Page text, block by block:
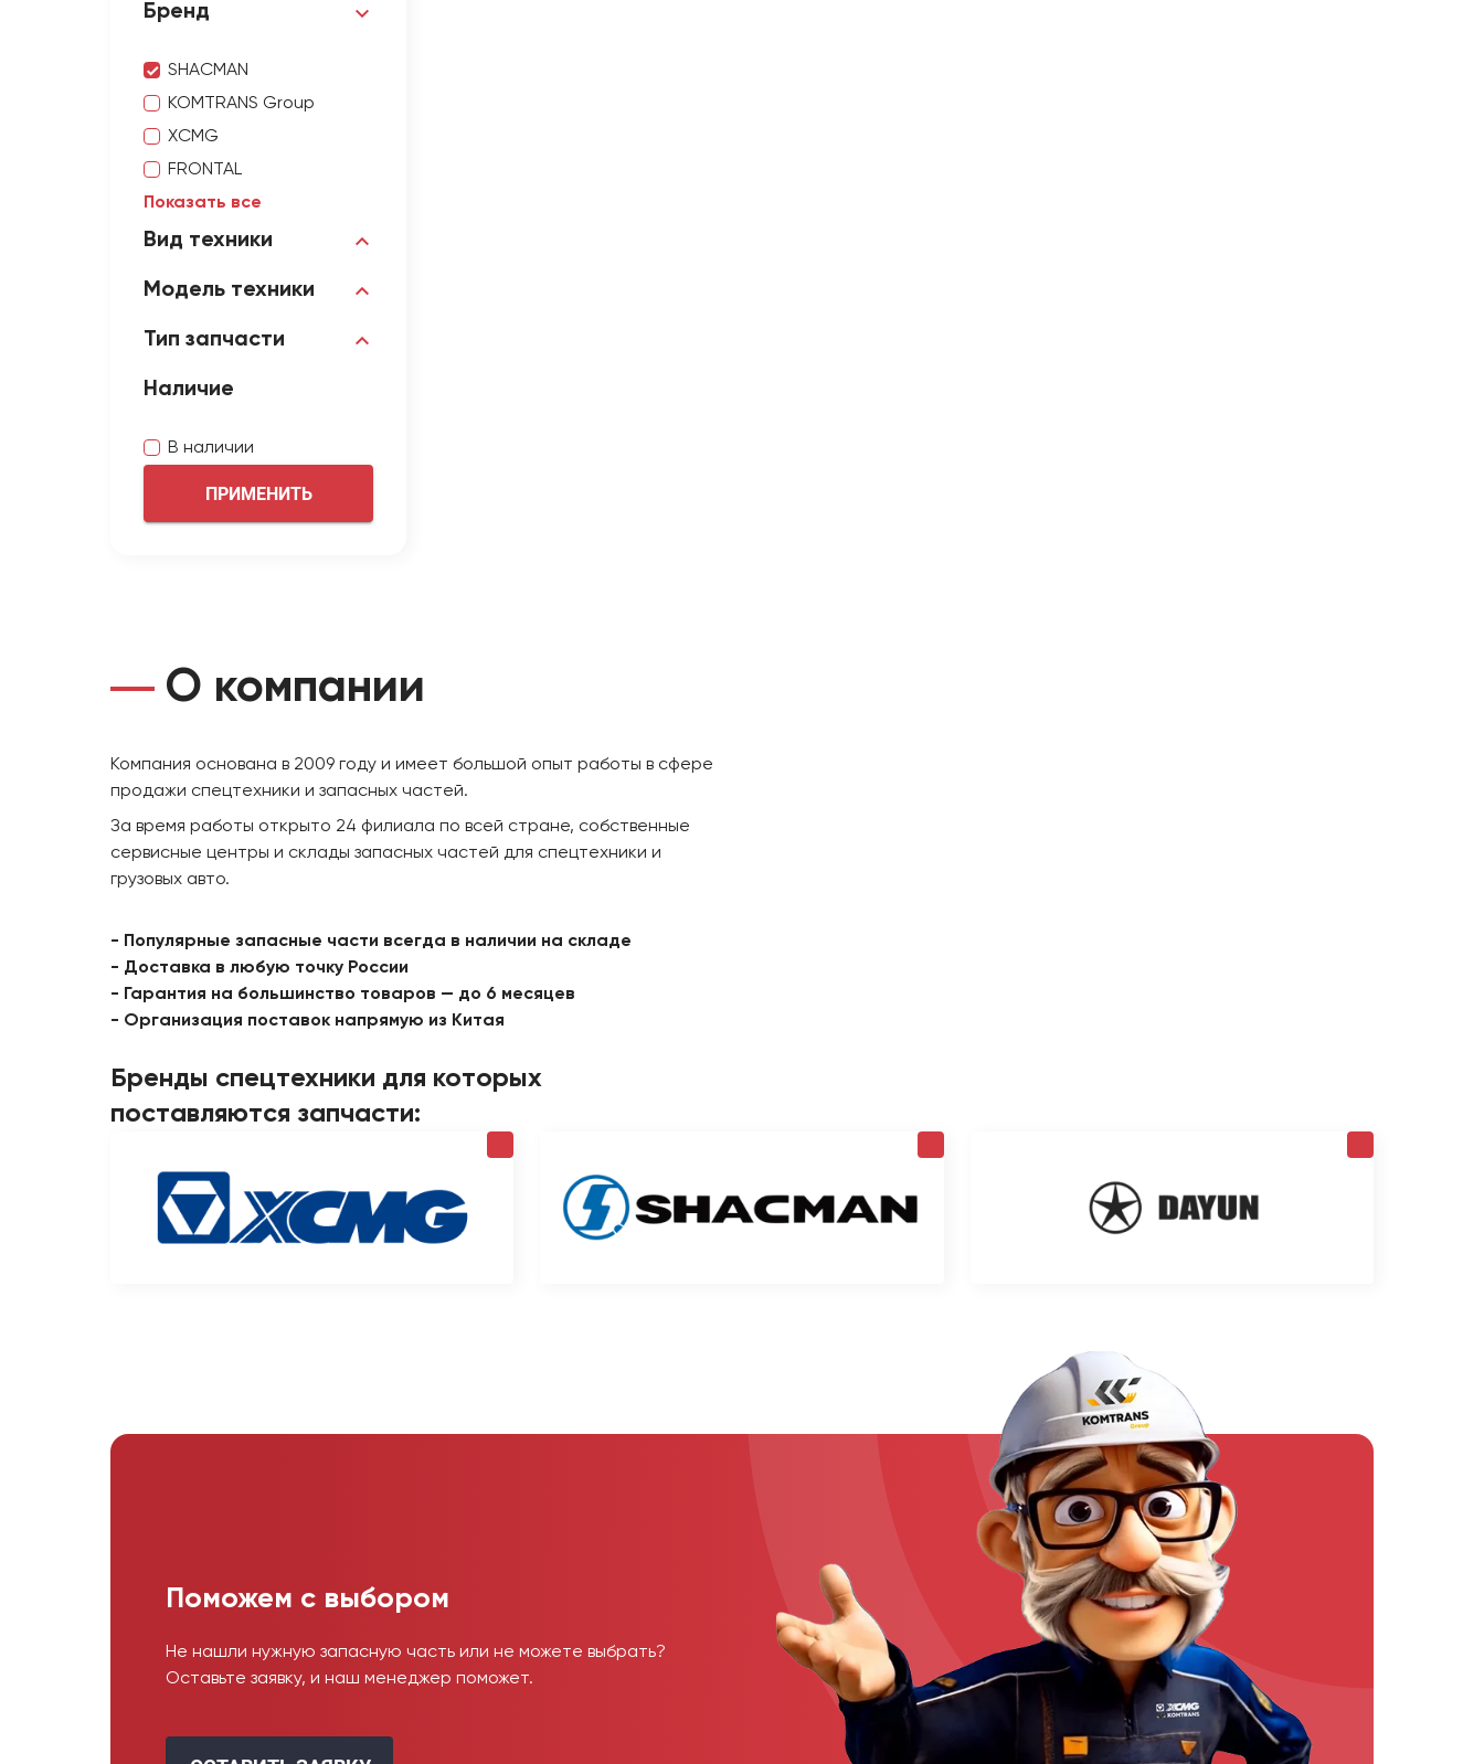
Бренд
SHACMAN
KOMTRANS Group
XCMG
FRONTAL
Показать все
Вид техники
Модель техники
Тип запчасти
Наличие
В наличии
ПРИМЕНИТЬ
О компании
Компания основана в 2009 году и имеет большой опыт работы в сфере
продажи спецтехники и запасных частей.
За время работы открыто 24 филиала по всей стране, собственные
сервисные центры и склады запасных частей для спецтехники и
грузовых авто.
- Популярные запасные части всегда в наличии на складе
- Доставка в любую точку России
- Гарантия на большинство товаров — до 6 месяцев
- Организация поставок напрямую из Китая
Бренды спецтехники для которых
поставляются запчасти:
Поможем с выбором
Не нашли нужную запасную часть или не можете выбрать?
Оставьте заявку, и наш менеджер поможет.